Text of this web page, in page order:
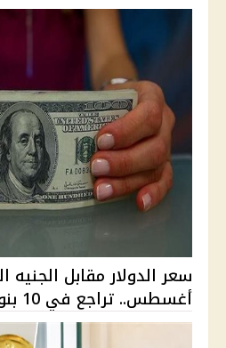
أغسطس.. تراجع في 10 بنوك وارت...